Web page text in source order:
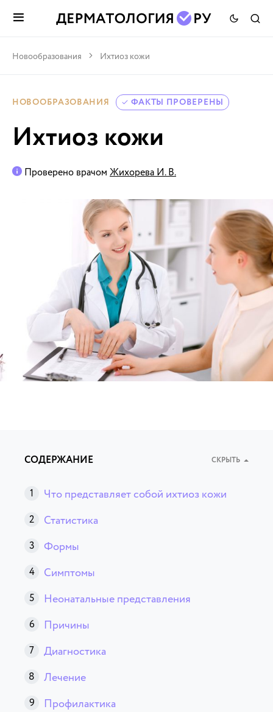
Новообразования Ихтиоз кожи
НОВООБРАЗОВАНИЯ ФАКТЫ ПРОВЕРЕНЫ
Ихтиоз кожи
Проверено врачом Жихорева И. В.
СОДЕРЖАНИЕ СКРЫТЬ
Что представляет собой ихтиоз кожи
Статистика
Формы
Симптомы
Неонатальные представления
Причины
Диагностика
Лечение
Профилактика